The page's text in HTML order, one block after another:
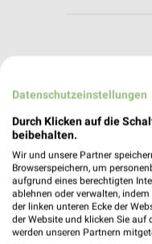
Alle
Datenschutzeinstellungen
Durch Klicken auf die
beibehalten.
Wir und unsere Partner
Browserspeichern, um
aufgrund eines berechtigten
ablehnen oder verwalten,
der linken unteren Ecke der
der Website und klicken Sie auf
werden unseren Partnern